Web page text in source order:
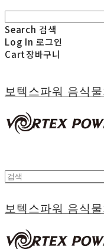
Search 검색
Log In 로그인
Cart장바구니
보텍스파워 음식
보텍스파워 음식